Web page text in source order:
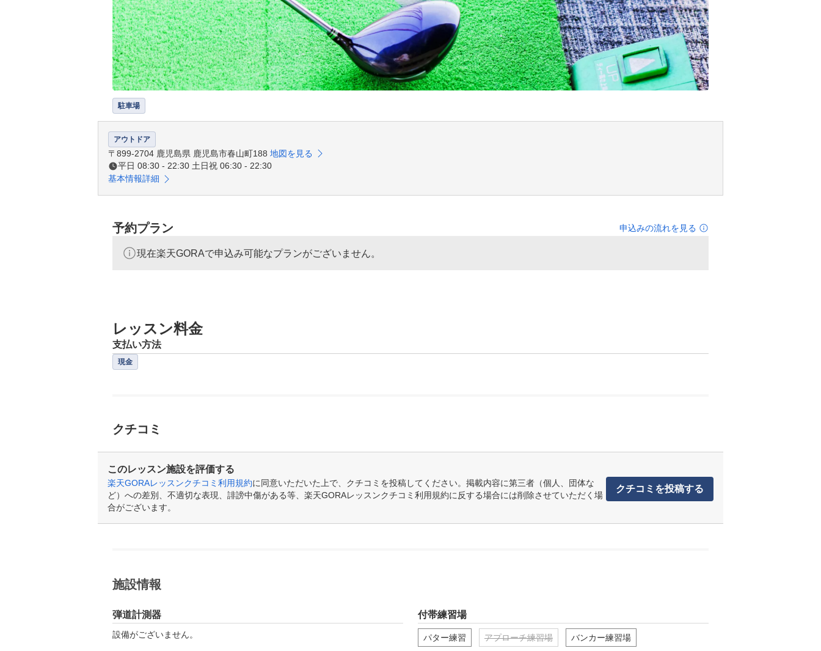
駐車場
アウトドア
〒899-2704 鹿児島県 鹿児島市春山町188 地図を見る
平日 08:30 - 22:30 土日祝 06:30 - 22:30
基本情報詳細
予約プラン 申込みの流れを見る
現在楽天GORAで申込み可能なプランがございません。
レッスン料金
支払い方法
現金
クチコミ
このレッスン施設を評価する
楽天GORAレッスンクチコミ利用規約に同意いただいた上で、クチコミを投稿してください。掲載内容に第三者（個人、団体な
ど）への差別、不適切な表現、誹謗中傷がある等、楽天GORAレッスンクチコミ利用規約に反する場合には削除させていただく場
合がございます。
クチコミを投稿する
施設情報
弾道計測器
設備がございません。
付帯練習場
パター練習 アプローチ練習場 バンカー練習場